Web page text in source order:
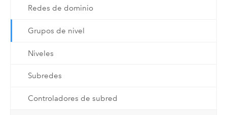
Redes de dominio
Grupos de nivel
Niveles
Subredes
Controladores de subred